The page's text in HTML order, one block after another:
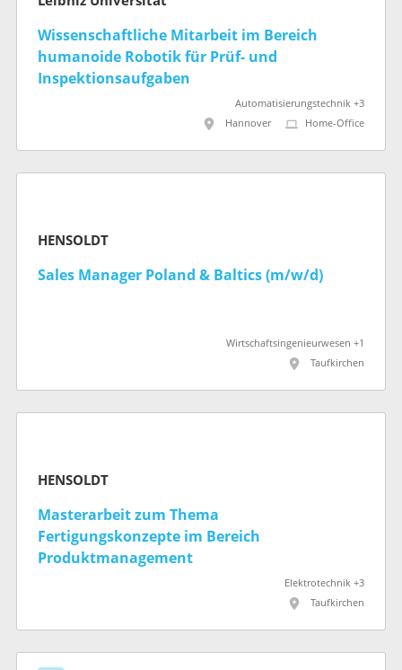
Wissenschaftliche Mitarbeit im Bereich
humanoide Robotik für Prüf- und
Inspektionsaufgaben
Automatisierungstechnik +3
Hannover
Home-Office
HENSOLDT
Sales Manager Poland & Baltics (m/w/d)
Wirtschaftsingenieurwesen +1
Taufkirchen
HENSOLDT
Masterarbeit zum Thema
Fertigungskonzepte im Bereich
Produktmanagement
Elektrotechnik +3
Taufkirchen